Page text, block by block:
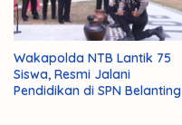
Wakapolda NTB Lantik 75
Siswa, Resmi Jalani
Pendidikan di SPN Belanting